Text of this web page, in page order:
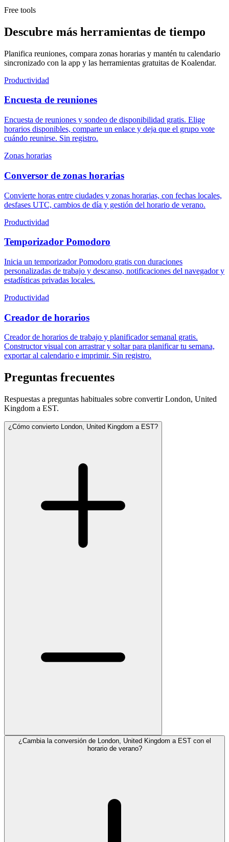
Free tools
Descubre más herramientas de tiempo
Planifica reuniones, compara zonas horarias y mantén tu calendario
sincronizado con la app y las herramientas gratuitas de Koalendar.
Productividad
Encuesta de reuniones
Encuesta de reuniones y sondeo de disponibilidad gratis. Elige
horarios disponibles, comparte un enlace y deja que el grupo vote
cuándo reunirse. Sin registro.
Zonas horarias
Conversor de zonas horarias
Convierte horas entre ciudades y zonas horarias, con fechas locales,
desfases UTC, cambios de día y gestión del horario de verano.
Productividad
Temporizador Pomodoro
Inicia un temporizador Pomodoro gratis con duraciones
personalizadas de trabajo y descanso, notificaciones del navegador y
estadísticas privadas locales.
Productividad
Creador de horarios
Creador de horarios de trabajo y planificador semanal gratis.
Constructor visual con arrastrar y soltar para planificar tu semana,
exportar al calendario e imprimir. Sin registro.
Preguntas frecuentes
Respuestas a preguntas habituales sobre convertir London, United
Kingdom a EST.
¿Cómo convierto London, United Kingdom a EST?
¿Cambia la conversión de London, United Kingdom a EST con el
horario de verano?